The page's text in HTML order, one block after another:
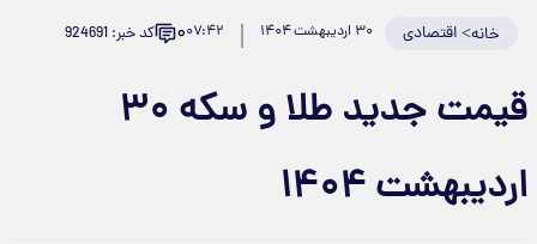
خانه>اقتصادی ۳۰ اردیبهشت ۱۴۰۴ ۰۷:۴۲۰ کد خبر: 924691
قیمت جدید طلا و سکه ۳۰
اردیبهشت ۱۴۰۴